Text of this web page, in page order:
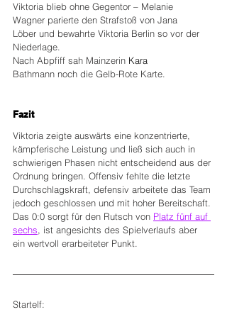
Viktoria blieb ohne Gegentor – Melanie
Wagner parierte den Strafstoß von Jana
Löber und bewahrte Viktoria Berlin so vor der
Niederlage.
Nach Abpfiff sah Mainzerin Kara
Bathmann noch die Gelb-Rote Karte.
Fazit
Viktoria zeigte auswärts eine konzentrierte,
kämpferische Leistung und ließ sich auch in
schwierigen Phasen nicht entscheidend aus der
Ordnung bringen. Offensiv fehlte die letzte
Durchschlagskraft, defensiv arbeitete das Team
jedoch geschlossen und mit hoher Bereitschaft.
Das 0:0 sorgt für den Rutsch von Platz fünf auf
sechs , ist angesichts des Spielverlaufs aber
ein wertvoll erarbeiteter Punkt.
Startelf: